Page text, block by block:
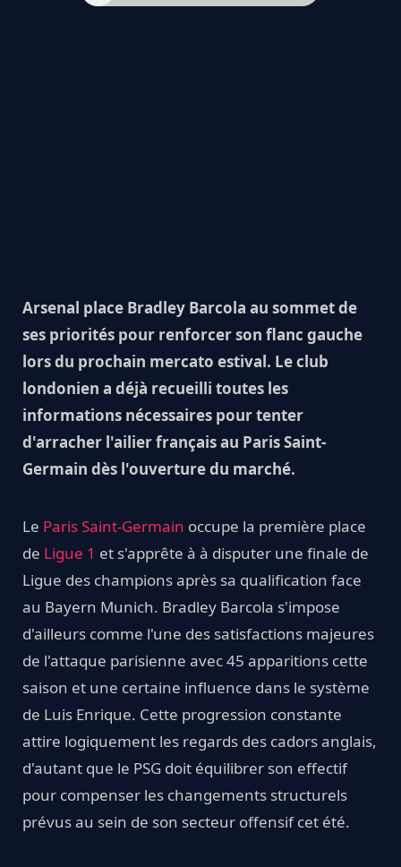
Arsenal place Bradley Barcola au sommet de
ses priorités pour renforcer son flanc gauche
lors du prochain mercato estival. Le club
londonien a déjà recueilli toutes les
informations nécessaires pour tenter
d'arracher l'ailier français au Paris Saint-
Germain dès l'ouverture du marché.
Le Paris Saint-Germain occupe la première place
de Ligue 1 et s'apprête à à disputer une finale de
Ligue des champions après sa qualification face
au Bayern Munich. Bradley Barcola s'impose
d'ailleurs comme l'une des satisfactions majeures
de l'attaque parisienne avec 45 apparitions cette
saison et une certaine influence dans le système
de Luis Enrique. Cette progression constante
attire logiquement les regards des cadors anglais,
d'autant que le PSG doit équilibrer son effectif
pour compenser les changements structurels
prévus au sein de son secteur offensif cet été.